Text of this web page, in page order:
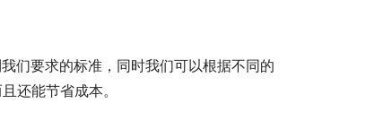
们要求的标准，同时我们可以根据不同的
还能节省成本。